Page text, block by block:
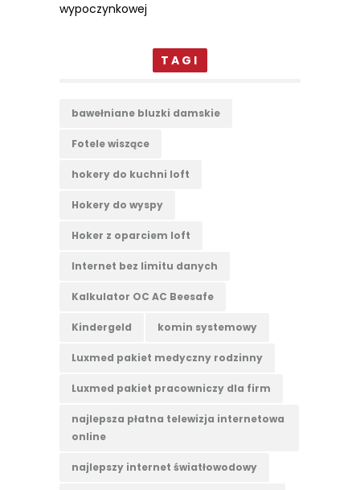
wypoczynkowej
TAGI
bawełniane bluzki damskie
Fotele wiszące
hokery do kuchni loft
Hokery do wyspy
Hoker z oparciem loft
Internet bez limitu danych
Kalkulator OC AC Beesafe
Kindergeld komin systemowy
Luxmed pakiet medyczny rodzinny
Luxmed pakiet pracowniczy dla firm
najlepsza płatna telewizja internetowa
online
najlepszy internet światłowodowy